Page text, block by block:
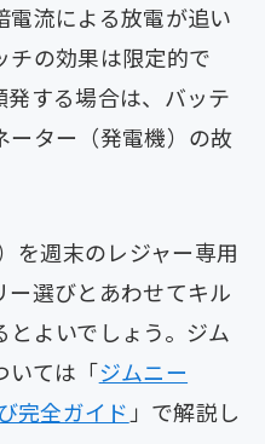
流による放電が追い
チの効果は限定的で
する場合は、バッテ
ーター（発電機）の故
を週末のレジャー専用
選びとあわせてキル
よいでしょう。ジム
いては「ジムニー
完全ガイド 」で解説し